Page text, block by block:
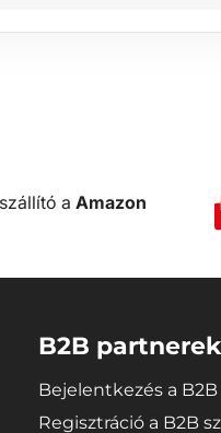
aAmazon
B2B
Bejelentkezés a
Regisztráció a B2B